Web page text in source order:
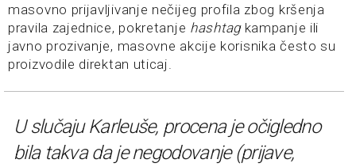
masovno prijavljivanje nečijeg profila zbog kršenja
pravila zajednice, pokretanje hashtagkampanje ili
javno prozivanje, masovne akcije korisnika često su
proizvodile direktan uticaj.
U slučaju Karleuše, procena je očigledno
bila takva da je negodovanje (prijave,